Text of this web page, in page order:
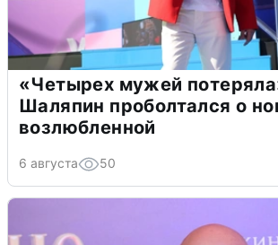
«Четырех мужей
Шаляпин проболтался о
возлюбленной
6 августа 50